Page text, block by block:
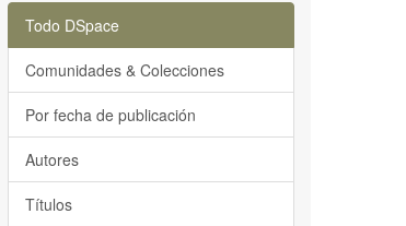
Todo DSpace
Comunidades & Colecciones
Por fecha de publicación
Autores
Títulos